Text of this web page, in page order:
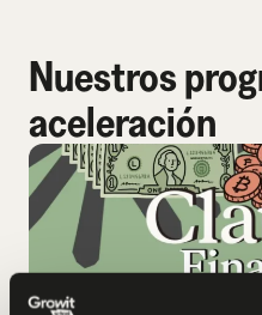
Nuestros
aceleración